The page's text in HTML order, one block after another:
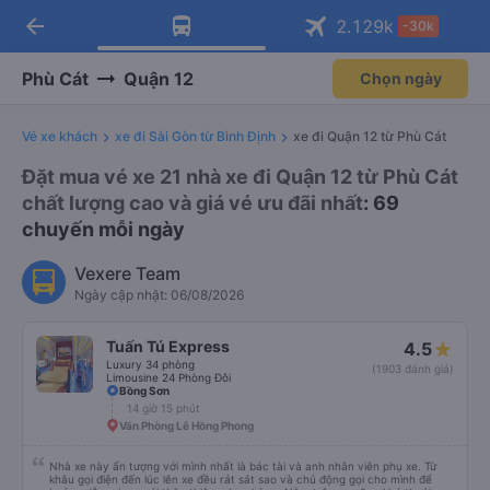
Tải app Vexere ngay!
Nhận ưu đãi thành viên độc
Mở app
Tải app Vexere
-30k/ghế khi đặt vé máy bay qua
Mở app
arrow_back 2.129k -30k
Phù Cát Quận 12 Chọn ngày
Vé xe khách xe đi Sài Gòn từ Bình Định xe đi Quận 12 từ Phù Cát
Đặt mua vé xe 21 nhà xe đi Quận 12 từ Phù Cát
chất lượng cao và giá vé ưu đãi nhất: 69
chuyến mỗi ngày
Vexere Team
Ngày cập nhật: 06/08/2026
Tuấn Tú Express
Luxury 34 phòng
Limousine 24 Phòng Đôi
4.5
(1903 đánh giá)
Bồng Sơn
14 giờ 15 phút
Văn Phòng Lê Hồng Phong
Nhà xe này ấn tượng với mình nhất là bác tài và anh nhân viên phụ xe. Từ
khâu gọi điện đến lúc lên xe đều rát sát sao và chủ động gọi cho mình để